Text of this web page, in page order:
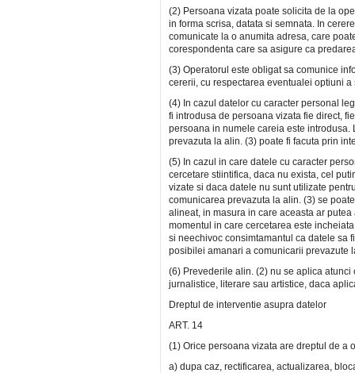
(2) Persoana vizata poate solicita de la
in forma scrisa, datata si semnata. In
comunicate la o anumita adresa, care
corespondenta care sa asigure ca
(3) Operatorul este obligat sa comunice
cererii, cu respectarea eventualei optiuni
(4) In cazul datelor cu caracter personal
fi introdusa de persoana vizata fie direct,
persoana in numele careia este
prevazuta la alin. (3) poate fi facuta prin
(5) In cazul in care datele cu caracter
cercetare stiintifica, daca nu exista, cel
vizate si daca datele nu sunt utilizate
comunicarea prevazuta la alin. (3) se
alineat, in masura in care aceasta ar
momentul in care cercetarea este
si neechivoc consimtamantul ca datele sa
posibilei amanari a comunicarii prevazute
(6) Prevederile alin. (2) nu se aplica
jurnalistice, literare sau artistice, daca
Dreptul de interventie asupra datelor
ART. 14
(1) Orice persoana vizata are dreptul de a
a) dupa caz, rectificarea, actualizarea,